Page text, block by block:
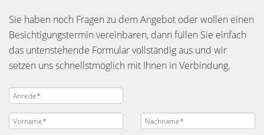
Sie haben noch Fragen zu dem Angebot oder wollen einen
Besichtigungstermin vereinbaren, dann füllen Sie einfach
das untenstehende Formular vollständig aus und wir
setzen uns schnellstmöglich mit Ihnen in Verbindung.